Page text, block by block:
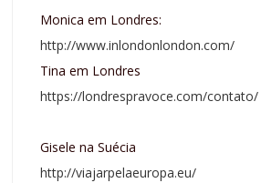
Monica em Londres:
http://www.inlondonlondon.com/
Tina em Londres
https://londrespravoce.com/contato/
Gisele na Suécia
http://viajarpelaeuropa.eu/